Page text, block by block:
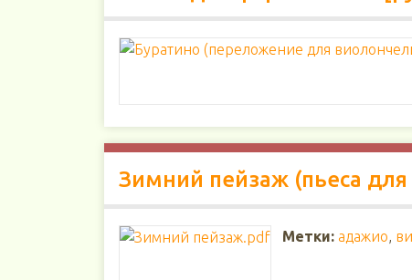
Зимний пейзаж (пьеса
Метки: адажио,